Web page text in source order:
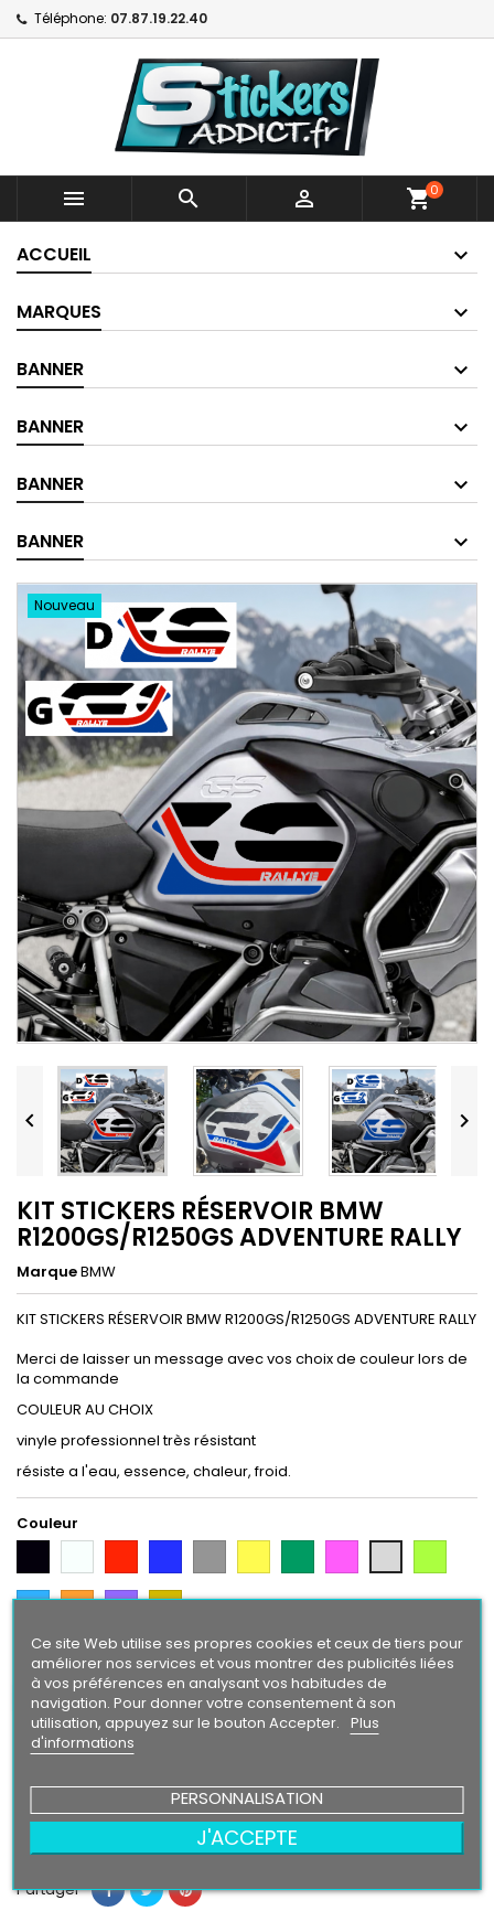
Téléphone: 07.87.19.22.40
   shopping_cart0
ACCUEIL
MARQUES
BANNER
BANNER
BANNER
BANNER
Nouveau
 
KIT STICKERS RÉSERVOIR BMW
R1200GS/R1250GS ADVENTURE RALLY
MarqueBMW
KIT STICKERS RÉSERVOIR BMW R1200GS/R1250GS ADVENTURE RALLY
Merci de laisser un message avec vos choix de couleur lors de
la commande
COULEUR AU CHOIX
vinyle professionnel très résistant
résiste a l'eau, essence, chaleur, froid.
Couleur
ArgentCitron
Bleu
OrangeVioletGold
Finition
Brillant
Mat
Quantité  Ajouter au panier
Partager
Ce site Web utilise ses propres cookies et ceux de tiers pour
améliorer nos services et vous montrer des publicités liées
à vos préférences en analysant vos habitudes de
navigation. Pour donner votre consentement à son
utilisation, appuyez sur le bouton Accepter. Plus
d'informations
PERSONNALISATION
J'ACCEPTE